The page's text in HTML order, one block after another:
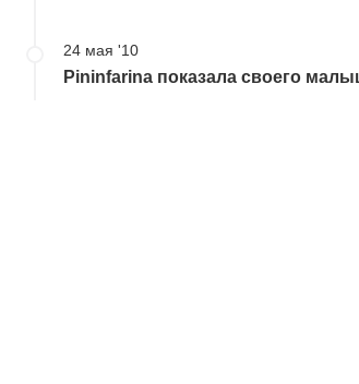
24 мая '10
Pininfarina показала своего